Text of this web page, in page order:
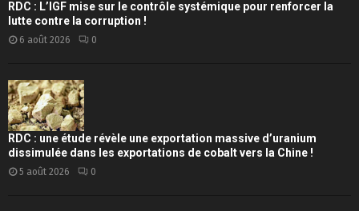
RDC : L’IGF mise sur le contrôle systémique pour renforcer la
lutte contre la corruption !
6 août 2026 0
RDC : une étude révèle une exportation massive d’uranium
dissimulée dans les exportations de cobalt vers la Chine !
5 août 2026 0